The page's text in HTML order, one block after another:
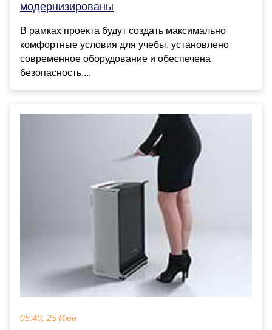
модернизированы
В рамках проекта будут создать максимально
комфортные условия для учебы, установлено
современное оборудование и обеспечена
безопасность....
05:40, 25 Июн